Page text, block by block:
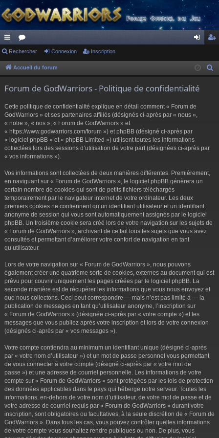
ac
co
s
or
u ne cri
Rechercher Connexion Inscription
Accueil du forum
Forum de GodWarriors - Politique de confidentialité
Cette politique de confidentialité explique en détail comment « Forum de
GodWarriors » et ses partenaires affiliés (désignés ci-après par « nous »,
« notre », « nos », « Forum de GodWarriors » et
« https://www.godwarriors.com/forum ») et phpBB (désigné ci-après par
« logiciel phpBB » et « phpBB Limited ») utilisent toutes les informations
collectées lors des sessions d’utilisation de votre part (désignées ci-après par
« vos informations »).
Vos informations sont collectées de deux manières différentes. Premièrement,
en naviguant sur « Forum de GodWarriors », le logiciel phpBB génèrera un
certain nombre de cookies qui sont de petits fichiers téléchargés
temporairement par le navigateur internet de votre ordinateur. Les deux
premiers cookies ne contiennent qu’un identifiant utilisateur et un identifiant
anonyme de session qui vous sont automatiquement assignés par le logiciel
phpBB. Un troisième cookie sera créé lors de votre navigation sur les sujets de
« Forum de GodWarriors », archivant de ce fait tous les sujets que vous avez
consultés et permettant d’améliorer votre confort de navigation en tant
qu’utilisateur.
Lors de votre navigation sur « Forum de GodWarriors », nous pouvons
également créer une quatrième sorte de cookies, externes au document qui est
prévu pour couvrir uniquement les pages créées par le logiciel phpBB. La
seconde manière est de récupérer les informations que vous nous envoyez et
que nous collectons. Ceci peut correspondre — mais n’est pas limité à — la
publication de messages en tant qu’utilisateur anonyme, l’inscription sur
« Forum de GodWarriors » (désignée ci-après par « votre compte ») et les
messages que vous publiez après votre inscription et lors de votre connexion
(désignés ci-après par « vos messages »).
Votre compte contiendra au minimum un identifiant unique (désigné ci-après
par « votre nom d’utilisateur ») et un mot de passe personnel vous permettant
de vous connecter à votre compte (désigné ci-après par « votre mot de
passe ») et une adresse de courriel personnelle. Les informations de votre
compte sur « Forum de GodWarriors » sont protégées par les lois de protection
des données applicables dans le pays qui héberge notre serveur. Toutes les
informations, en-dehors de votre nom d’utilisateur, de votre mot de passe et de
votre adresse de courriel requis par « Forum de GodWarriors » durant votre
inscription, sont obligatoires ou facultatives, à la seule discrétion de « Forum de
GodWarriors ». Dans tous les cas, vous pouvez contrôler quelles informations
de votre compte vous souhaitez rendre publiques ou non. De plus, vous